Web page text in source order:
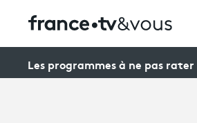
Les programmes à ne pas rater